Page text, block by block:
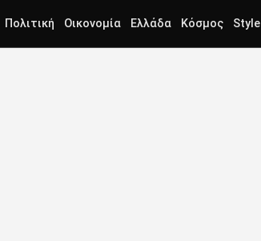
Πολιτική Οικονομία Ελλάδα Κόσμος Style